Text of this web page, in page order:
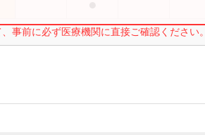
事前に必ず医療機関に直接ご確認ください。